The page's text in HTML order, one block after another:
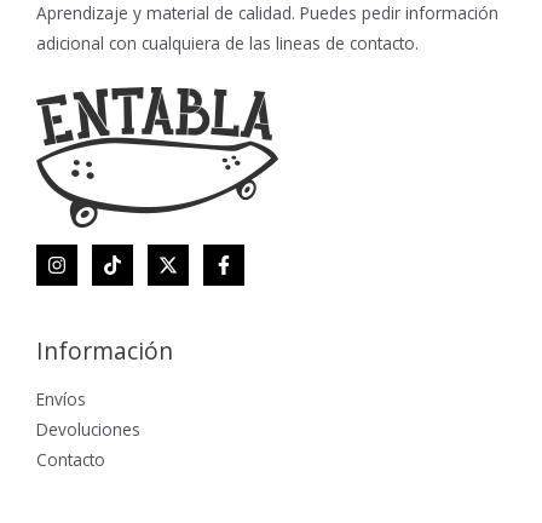
Aprendizaje y material de calidad. Puedes pedir información
adicional con cualquiera de las lineas de contacto.
Información
Envíos
Devoluciones
Contacto